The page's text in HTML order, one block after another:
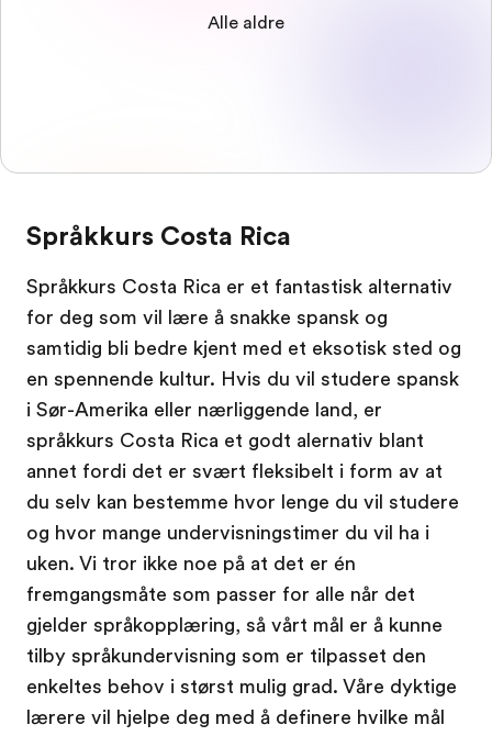
Alle aldre
Språkkurs Costa Rica
Språkkurs Costa Rica er et fantastisk alternativ
for deg som vil lære å snakke spansk og
samtidig bli bedre kjent med et eksotisk sted og
en spennende kultur. Hvis du vil studere spansk
i Sør-Amerika eller nærliggende land, er
språkkurs Costa Rica et godt alernativ blant
annet fordi det er svært fleksibelt i form av at
du selv kan bestemme hvor lenge du vil studere
og hvor mange undervisningstimer du vil ha i
uken. Vi tror ikke noe på at det er én
fremgangsmåte som passer for alle når det
gjelder språkopplæring, så vårt mål er å kunne
tilby språkundervisning som er tilpasset den
enkeltes behov i størst mulig grad. Våre dyktige
lærere vil hjelpe deg med å definere hvilke mål